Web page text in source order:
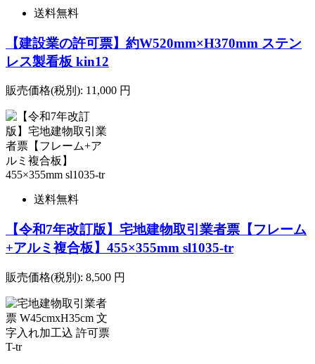
送料無料
【建設業の許可票】約W520mm×H370mm ステン
レス製看板 kin12
販売価格(税別): 11,000 円
送料無料
【令和7年改訂版】宅地建物取引業者票【フレーム
+アルミ複合板】455×355mm sl1035-tr
販売価格(税別): 8,500 円